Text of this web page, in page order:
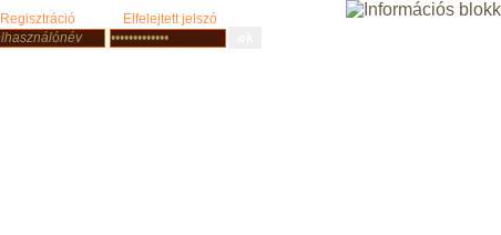
Regisztráció Elfelejtett jelszó